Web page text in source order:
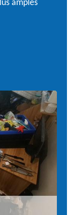
amples